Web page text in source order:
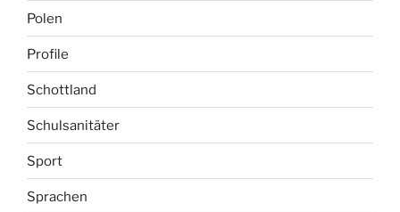
Polen
Profile
Schottland
Schulsanitäter
Sport
Sprachen